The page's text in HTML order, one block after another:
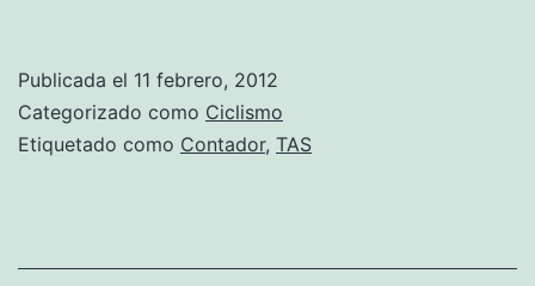
un
error
sentencia
Publicada el 11 febrero, 2012
Categorizado como Ciclismo
Etiquetado como Contador, TAS